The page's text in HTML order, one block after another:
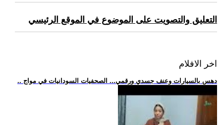
التعليق والتصويت على الموضوع في الموقع الرئيسي
اخر الافلام
.. دهس بالسيارات وعنف جسدي ورقمي... الصحفيات السودانيات في مواج